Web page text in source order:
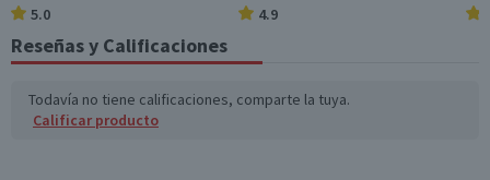
5.0 4.9
Reseñas y Calificaciones
Todavía no tiene calificaciones, comparte la tuya.
Calificar producto